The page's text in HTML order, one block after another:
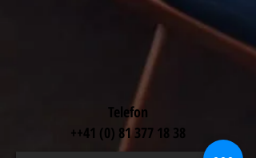
Telefon
++41 (0) 81 377 18 38